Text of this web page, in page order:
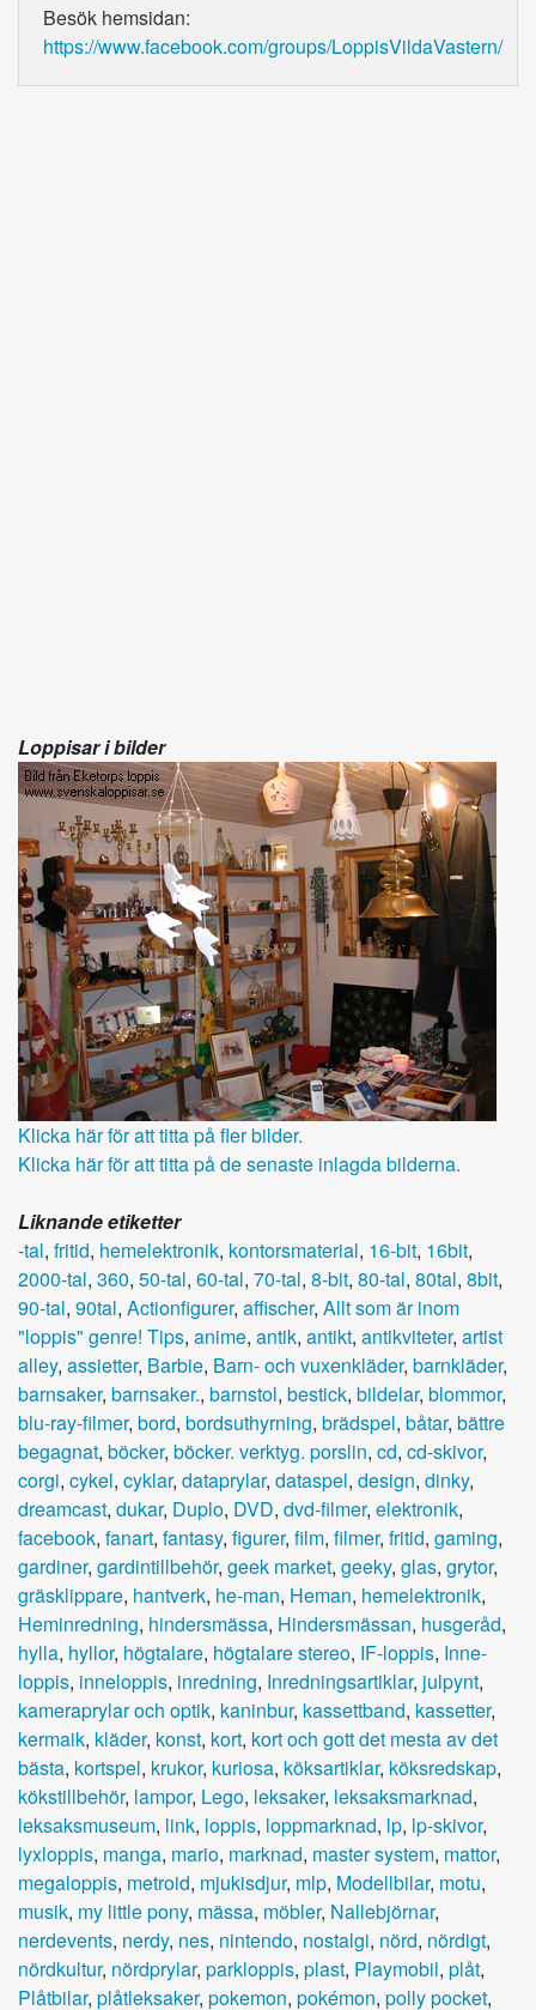
Besök hemsidan:
https://www.facebook.com/groups/LoppisVildaVastern/
Loppisar i bilder
Klicka här för att titta på fler bilder.
Klicka här för att titta på de senaste inlagda bilderna.
Liknande etiketter
-tal, fritid, hemelektronik, kontorsmaterial, 16-bit, 16bit,
2000-tal, 360, 50-tal, 60-tal, 70-tal, 8-bit, 80-tal, 80tal, 8bit,
90-tal, 90tal, Actionfigurer, affischer, Allt som är inom
"loppis" genre! Tips, anime, antik, antikt, antikviteter, artist
alley, assietter, Barbie, Barn- och vuxenkläder, barnkläder,
barnsaker, barnsaker., barnstol, bestick, bildelar, blommor,
blu-ray-filmer, bord, bordsuthyrning, brädspel, båtar, bättre
begagnat, böcker, böcker. verktyg. porslin, cd, cd-skivor,
corgi, cykel, cyklar, dataprylar, dataspel, design, dinky,
dreamcast, dukar, Duplo, DVD, dvd-filmer, elektronik,
facebook, fanart, fantasy, figurer, film, filmer, fritid, gaming,
gardiner, gardintillbehör, geek market, geeky, glas, grytor,
gräsklippare, hantverk, he-man, Heman, hemelektronik,
Heminredning, hindersmässa, Hindersmässan, husgeråd,
hylla, hyllor, högtalare, högtalare stereo, IF-loppis, Inne-
loppis, inneloppis, inredning, Inredningsartiklar, julpynt,
kameraprylar och optik, kaninbur, kassettband, kassetter,
kermaik, kläder, konst, kort, kort och gott det mesta av det
bästa, kortspel, krukor, kuriosa, köksartiklar, köksredskap,
kökstillbehör, lampor, Lego, leksaker, leksaksmarknad,
leksaksmuseum, link, loppis, loppmarknad, lp, lp-skivor,
lyxloppis, manga, mario, marknad, master system, mattor,
megaloppis, metroid, mjukisdjur, mlp, Modellbilar, motu,
musik, my little pony, mässa, möbler, Nallebjörnar,
nerdevents, nerdy, nes, nintendo, nostalgi, nörd, nördigt,
nördkultur, nördprylar, parkloppis, plast, Playmobil, plåt,
Plåtbilar, plåtleksaker, pokemon, pokémon, polly pocket,